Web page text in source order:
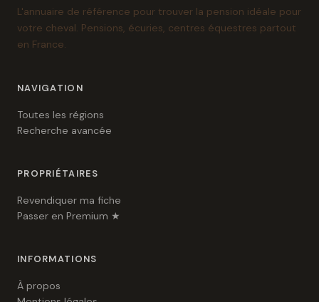
L'annuaire de référence pour trouver la pension idéale pour
votre cheval. Pensions, écuries, centres équestres partout
en France.
NAVIGATION
Toutes les régions
Recherche avancée
PROPRIÉTAIRES
Revendiquer ma fiche
Passer en Premium ★
INFORMATIONS
À propos